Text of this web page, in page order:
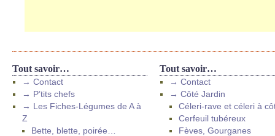
Tout savoir…
→ Contact
→ P’tits chefs
→ Les Fiches-Légumes de A à
Z
Bette, blette, poirée…
Tout savoir…
→ Contact
→ Côté Jardin
Céleri-rave et céleri à
Cerfeuil tubéreux
Fèves, Gourganes